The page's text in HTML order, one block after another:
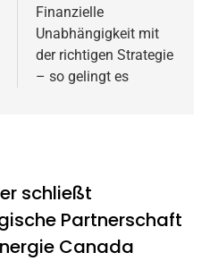
Finanzielle
Unabhängigkeit mit
der richtigen Strategie
– so gelingt es
schließt
Partnerschaft
Canada